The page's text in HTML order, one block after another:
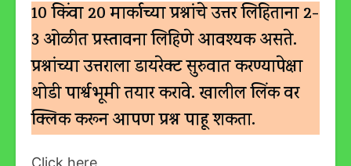
10 किंवा 20 मार्काच्या प्रश्नांचे उत्तर लिहिताना 2-
3 ओळीत प्रस्तावना लिहिणे आवश्यक असते.
प्रश्नांच्या उत्तराला डायरेक्ट सुरुवात करण्यापेक्षा
थोडी पार्श्वभूमी तयार करावे.खालील लिंक वर
क्लिक करून आपण प्रश्न पाहू शकता.
Click here